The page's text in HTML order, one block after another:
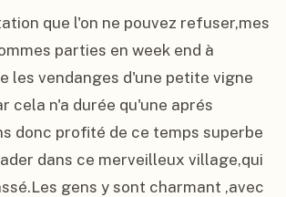
que l'on ne pouvez refuser,mes
parties en week end à
les vendanges d'une petite vigne
cela n'a durée qu'une aprés
donc profité de ce temps superbe
dans ce merveilleux village,qui
gens y sont charmant ,avec